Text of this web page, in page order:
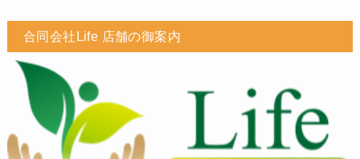
合同会社Life 店舗の御案内